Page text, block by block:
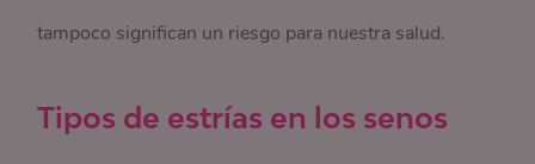
tampoco significan un riesgo para nuestra salud.
Tipos de estrías en los senos